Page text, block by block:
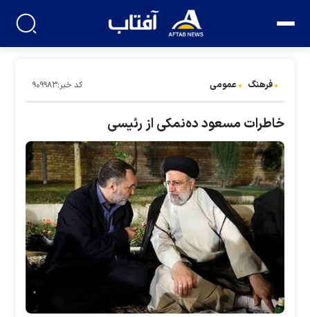
فرهنگ عمومی کد خبر:۹۰۹۹۸۳
خاطرات مسعود ده‌نمکی از رئیسی